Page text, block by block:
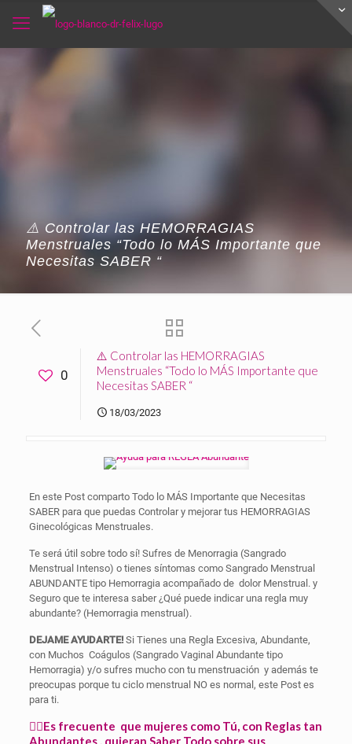
⚠️ Controlar las HEMORRAGIAS
Menstruales “Todo lo MÁS Importante que
Necesitas SABER “
0
⚠️ Controlar las HEMORRAGIAS
Menstruales “Todo lo MÁS Importante que
Necesitas SABER “
18/03/2023
En este Post comparto Todo lo MÁS Importante que Necesitas
SABER para que puedas Controlar y mejorar tus HEMORRAGIAS
Ginecológicas Menstruales.
Te será útil sobre todo sí! Sufres de Menorragia (Sangrado
Menstrual Intenso) o tienes síntomas como Sangrado Menstrual
ABUNDANTE tipo Hemorragia acompañado de dolor Menstrual. y
Seguro que te interesa saber ¿Qué puede indicar una regla muy
abundante? (Hemorragia menstrual).
DEJAME AYUDARTE!Si Tienes una Regla Excesiva, Abundante,
con Muchos Coágulos (Sangrado Vaginal Abundante tipo
Hemorragia) y/o sufres mucho con tu menstruación y además te
preocupas porque tu ciclo menstrual NO es normal, este Post es
para ti.
🤷‍♀️Es frecuente que mujeres como Tú, con Reglas tan
Abundantes , quieran Saber Todo sobre sus